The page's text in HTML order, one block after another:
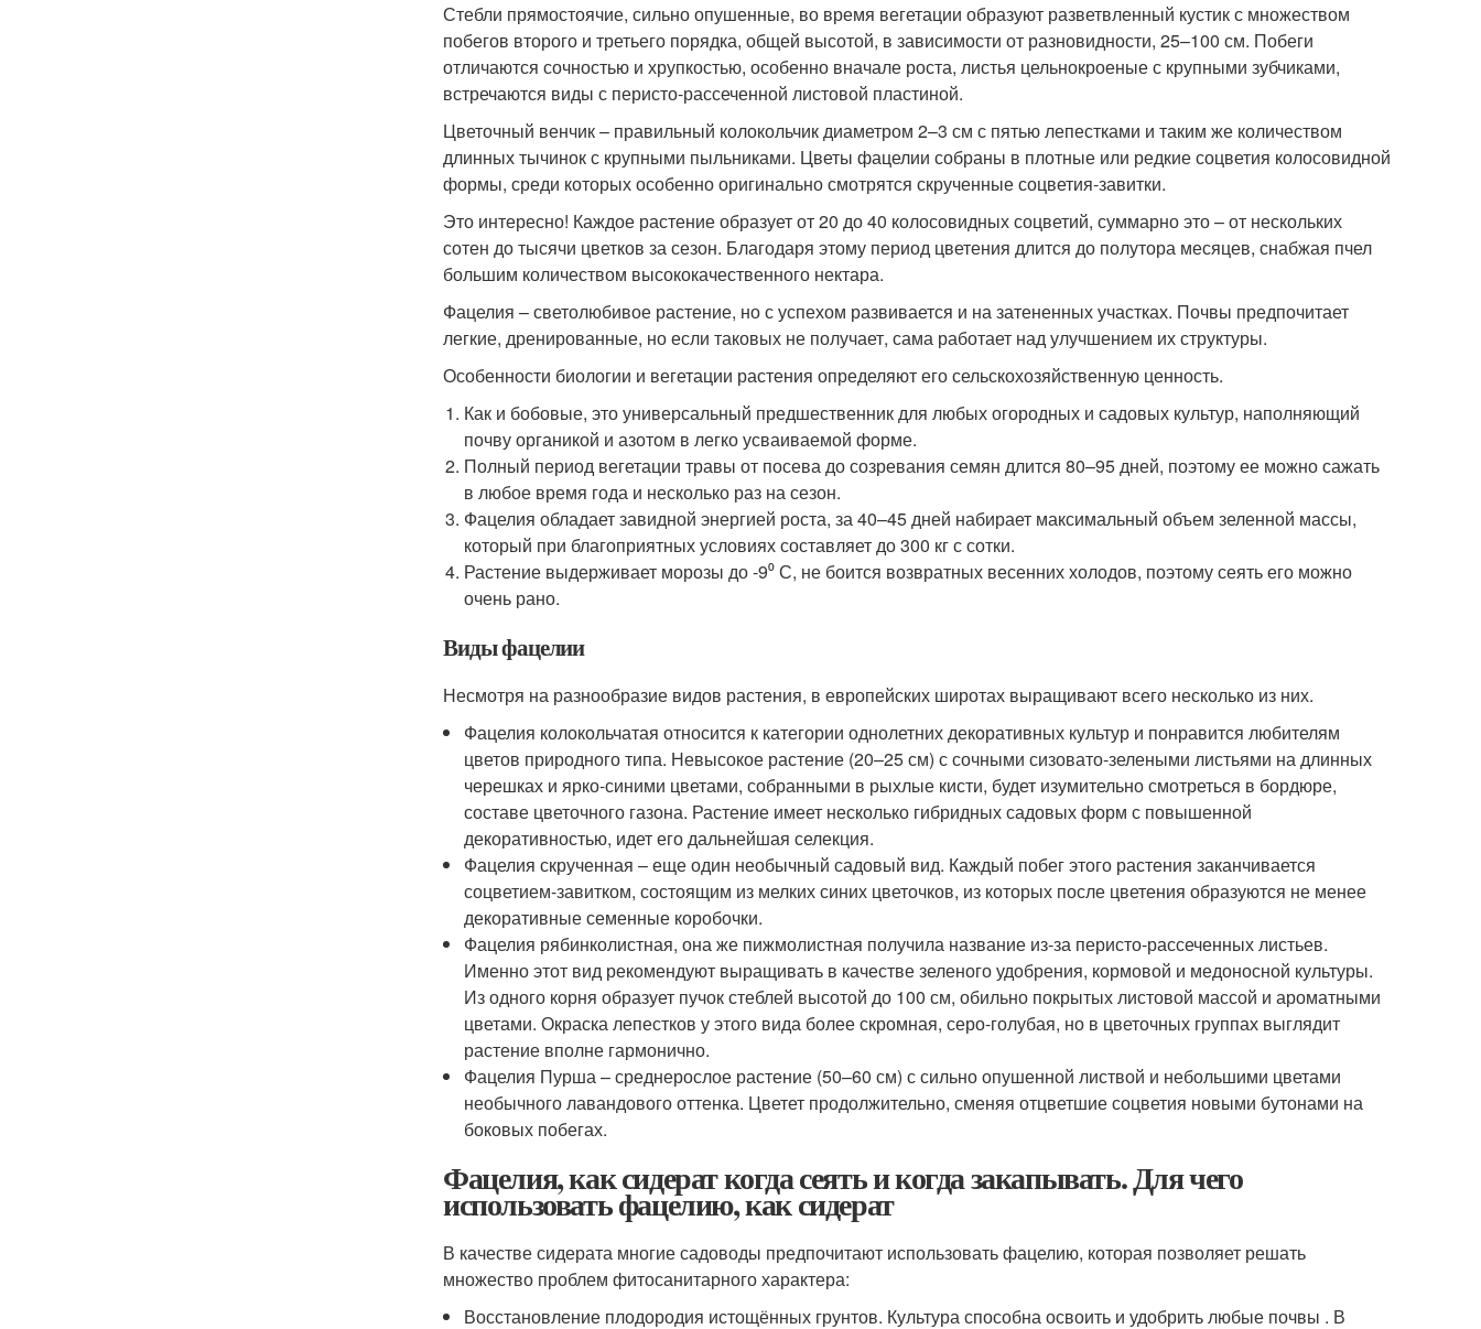
Стебли прямостоячие, сильно опушенные, во время вегетации образуют разветвленный кустик с множеством
побегов второго и третьего порядка, общей высотой, в зависимости от разновидности, 25–100 см. Побеги
отличаются сочностью и хрупкостью, особенно вначале роста, листья цельнокроеные с крупными зубчиками,
встречаются виды с перисто-рассеченной листовой пластиной.
Цветочный венчик – правильный колокольчик диаметром 2–3 см с пятью лепестками и таким же количеством
длинных тычинок с крупными пыльниками. Цветы фацелии собраны в плотные или редкие соцветия колосовидной
формы, среди которых особенно оригинально смотрятся скрученные соцветия-завитки.
Это интересно! Каждое растение образует от 20 до 40 колосовидных соцветий, суммарно это – от нескольких
сотен до тысячи цветков за сезон. Благодаря этому период цветения длится до полутора месяцев, снабжая пчел
большим количеством высококачественного нектара.
Фацелия – светолюбивое растение, но с успехом развивается и на затененных участках. Почвы предпочитает
легкие, дренированные, но если таковых не получает, сама работает над улучшением их структуры.
Особенности биологии и вегетации растения определяют его сельскохозяйственную ценность.
Как и бобовые, это универсальный предшественник для любых огородных и садовых культур, наполняющий
почву органикой и азотом в легко усваиваемой форме.
Полный период вегетации травы от посева до созревания семян длится 80–95 дней, поэтому ее можно сажать
в любое время года и несколько раз на сезон.
Фацелия обладает завидной энергией роста, за 40–45 дней набирает максимальный объем зеленной массы,
который при благоприятных условиях составляет до 300 кг с сотки.
Растение выдерживает морозы до -9⁰ С, не боится возвратных весенних холодов, поэтому сеять его можно
очень рано.
Виды фацелии
Несмотря на разнообразие видов растения, в европейских широтах выращивают всего несколько из них.
Фацелия колокольчатая относится к категории однолетних декоративных культур и понравится любителям
цветов природного типа. Невысокое растение (20–25 см) с сочными сизовато-зелеными листьями на длинных
черешках и ярко-синими цветами, собранными в рыхлые кисти, будет изумительно смотреться в бордюре,
составе цветочного газона. Растение имеет несколько гибридных садовых форм с повышенной
декоративностью, идет его дальнейшая селекция.
Фацелия скрученная – еще один необычный садовый вид. Каждый побег этого растения заканчивается
соцветием-завитком, состоящим из мелких синих цветочков, из которых после цветения образуются не менее
декоративные семенные коробочки.
Фацелия рябинколистная, она же пижмолистная получила название из-за перисто-рассеченных листьев.
Именно этот вид рекомендуют выращивать в качестве зеленого удобрения, кормовой и медоносной культуры.
Из одного корня образует пучок стеблей высотой до 100 см, обильно покрытых листовой массой и ароматными
цветами. Окраска лепестков у этого вида более скромная, серо-голубая, но в цветочных группах выглядит
растение вполне гармонично.
Фацелия Пурша – среднерослое растение (50–60 см) с сильно опушенной листвой и небольшими цветами
необычного лавандового оттенка. Цветет продолжительно, сменяя отцветшие соцветия новыми бутонами на
боковых побегах.
Фацелия, как сидерат когда сеять и когда закапывать. Для чего
использовать фацелию, как сидерат
В качестве сидерата многие садоводы предпочитают использовать фацелию, которая позволяет решать
множество проблем фитосанитарного характера:
Восстановление плодородия истощённых грунтов. Культура способна освоить и удобрить любые почвы . В